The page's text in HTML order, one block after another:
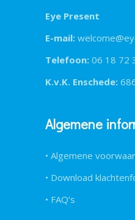
Eye Present
E-mail:
Telefoon: 06 18 72
K.v.K. Enschede:
Algemene
• Algemene
• Download
• FAQ’s